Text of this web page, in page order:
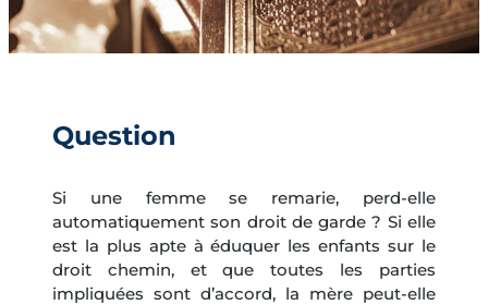
Question
Si une femme se remarie, perd-elle
automatiquement son droit de garde ? Si elle
est la plus apte à éduquer les enfants sur le
droit chemin, et que toutes les parties
impliquées sont d’accord, la mère peut-elle